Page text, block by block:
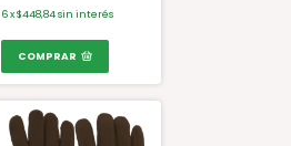
6x$448,84sin interés
COMPRAR